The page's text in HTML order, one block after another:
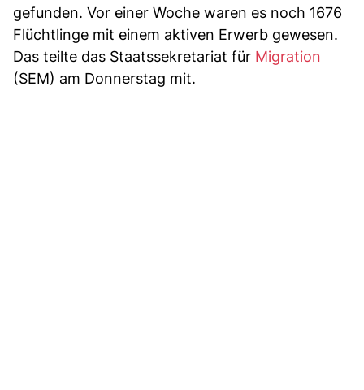
gefunden. Vor einer Woche waren es noch 1676
Flüchtlinge mit einem aktiven Erwerb gewesen.
Das teilte das Staatssekretariat für Migration
(SEM) am Donnerstag mit.